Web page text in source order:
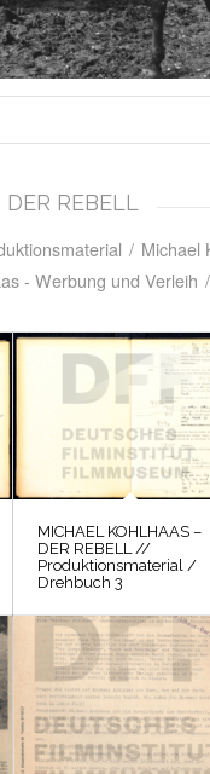
REBELL
/ Michael
- Werbung und Verleih /
MICHAEL KOHLHAAS –
DER REBELL //
Produktionsmaterial /
Drehbuch 3